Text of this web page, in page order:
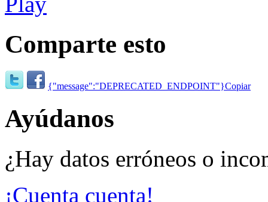
Comparte esto
{"message":"DEPRECATED_ENDPOINT"}Copiar
Ayúdanos
¿Hay datos erróneos o
¡Cuenta cuenta!